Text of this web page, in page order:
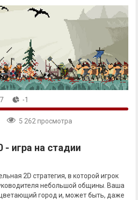
7 -1
5 262 просмотра
- игра на стадии
2D стратегия, в которой игрок
небольшой общины. Ваша
город и, может быть, даже